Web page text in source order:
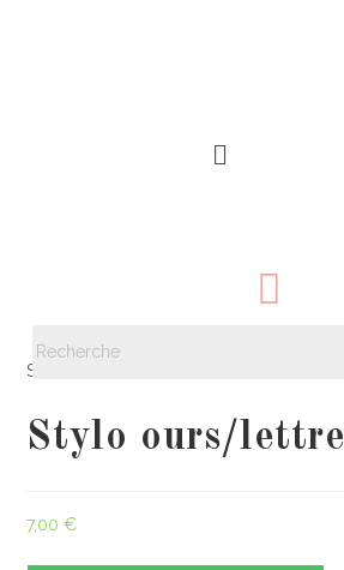
Sélectionné :
Stylo ours/lettre
7,00€